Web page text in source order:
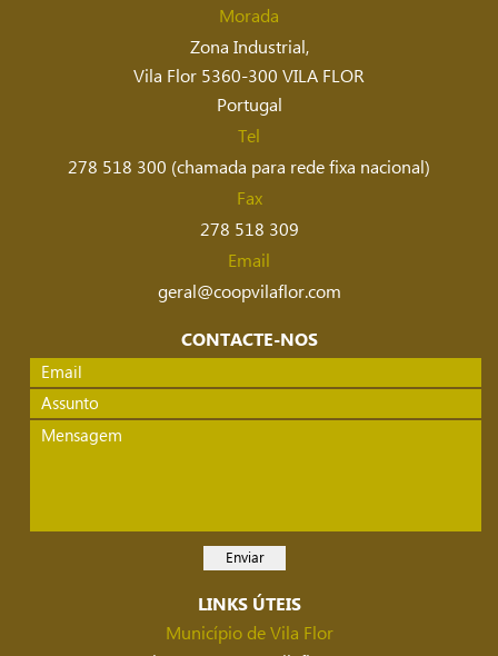
Morada
Zona Industrial,
Vila Flor 5360-300 VILA FLOR
Portugal
Tel
278 518 300 (chamada para rede fixa nacional)
Fax
278 518 309
Email
geral@coopvilaflor.com
CONTACTE-NOS
LINKS ÚTEIS
Município de Vila Flor